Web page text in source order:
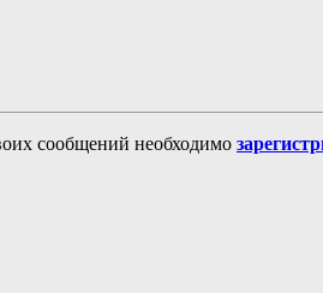
сообщений необходимо